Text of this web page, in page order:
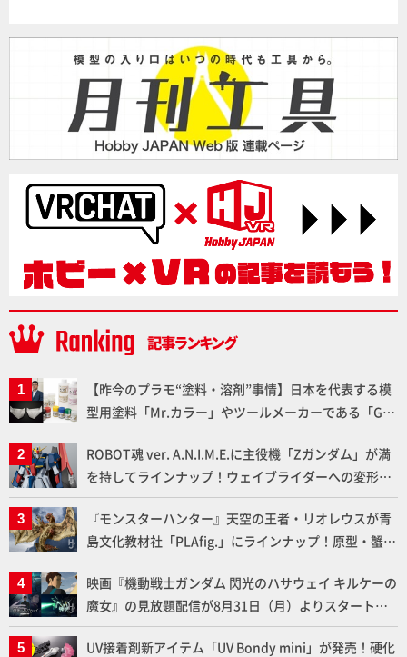
【昨今のプラモ“塗料・溶剤”事情】日本を代表する模
型用塗料「Mr.カラー」やツールメーカーである「GSI
クレオス」が語るラッカー塗料の未来とは？
ROBOT魂 ver. A.N.I.M.E.に主役機「Zガンダム」が満
を持してラインナップ！ウェイブライダーへの変形、
劇中どおりのプロポーションを再現【機動戦士Zガン
ダム】
『モンスターハンター』天空の王者・リオレウスが青
島文化教材社「PLAfig.」にラインナップ！原型・蟹蟲
修造氏の彩色作例で超ハイディテールかつ躍動感に満
ちた造形をチェック
映画『機動戦士ガンダム 閃光のハサウェイ キルケーの
魔女』の見放題配信が8月31日（月）よりスタート！
Prime Videoで国内独占配信
UV接着剤新アイテム「UV Bondy mini」が発売！硬化